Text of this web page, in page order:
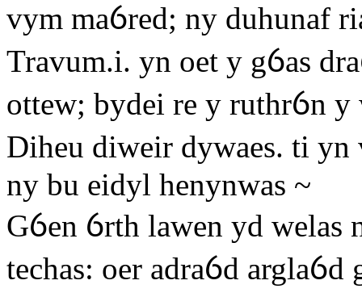
vym maỽred; ny duhunaf
Travum.i. yn oet y gỽas
ottew; bydei re y ruthrỽn y
Diheu diweir dywaes. ti yn
ny bu eidyl henynwas ~
Gỽen ỽrth lawen yd welas
techas: oer adraỽd arglaỽd